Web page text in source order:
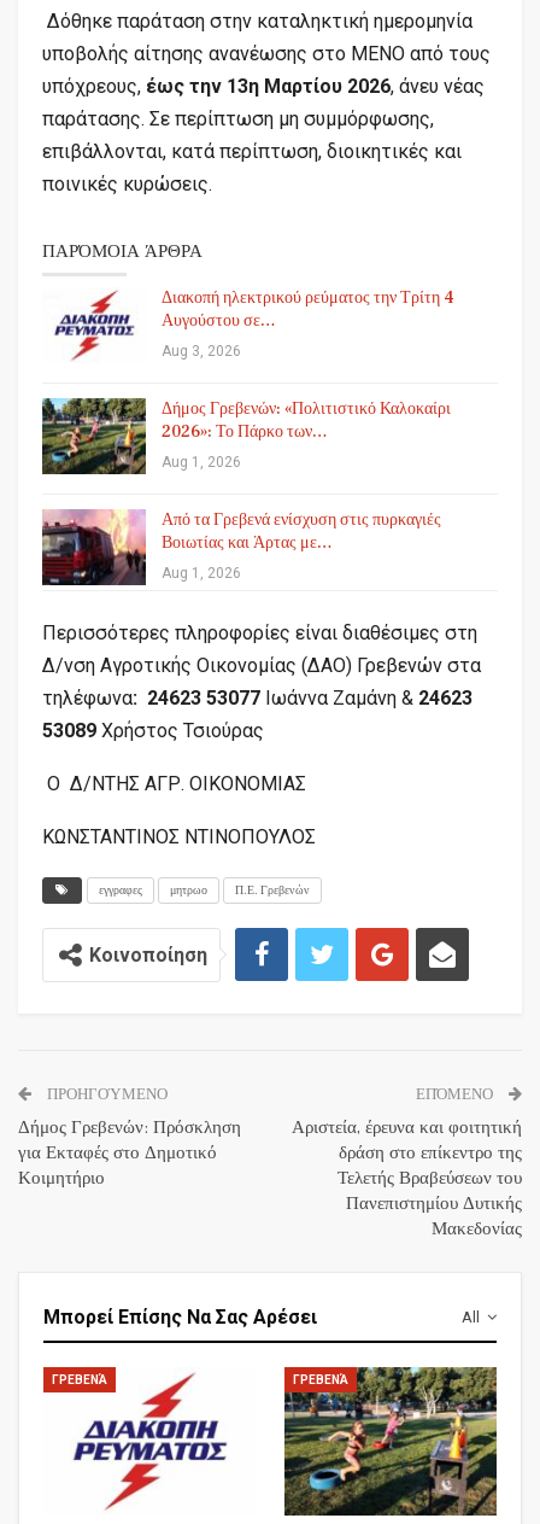
Δόθηκε παράταση στην καταληκτική ημερομηνία
υποβολής αίτησης ανανέωσης στο ΜΕΝΟ από τους
υπόχρεους, έως την 13η Μαρτίου 2026, άνευ νέας
παράτασης. Σε περίπτωση μη συμμόρφωσης,
επιβάλλονται, κατά περίπτωση, διοικητικές και
ποινικές κυρώσεις.
ΠΑΡΌΜΟΙΑ ΆΡΘΡΑ
Διακοπή ηλεκτρικού ρεύματος την Τρίτη 4
Αυγούστου σε…
Aug 3, 2026
Δήμος Γρεβενών: «Πολιτιστικό Καλοκαίρι
2026»: Το Πάρκο των…
Aug 1, 2026
Από τα Γρεβενά ενίσχυση στις πυρκαγιές
Βοιωτίας και Άρτας με…
Aug 1, 2026
Περισσότερες πληροφορίες είναι διαθέσιμες στη
Δ/νση Αγροτικής Οικονομίας (ΔΑΟ) Γρεβενών στα
τηλέφωνα: 24623 53077 Ιωάννα Ζαμάνη & 24623
53089 Χρήστος Τσιούρας
Ο Δ/ΝΤΗΣ ΑΓΡ. ΟΙΚΟΝΟΜΙΑΣ
ΚΩΝΣΤΑΝΤΙΝΟΣ ΝΤΙΝΟΠΟΥΛΟΣ
εγγραφες μητρωο Π.Ε. Γρεβενών
Κοινοποίηση
ΠΡΟΗΓΟΎΜΕΝΟ
Δήμος Γρεβενών: Πρόσκληση
για Εκταφές στο Δημοτικό
Κοιμητήριο
ΕΠΌΜΕΝΟ
Αριστεία, έρευνα και φοιτητική
δράση στο επίκεντρο της
Τελετής Βραβεύσεων του
Πανεπιστημίου Δυτικής
Μακεδονίας
All
Μπορεί Επίσης Να Σας Αρέσει
ΓΡΕΒΕΝΆ ΓΡΕΒΕΝΆ